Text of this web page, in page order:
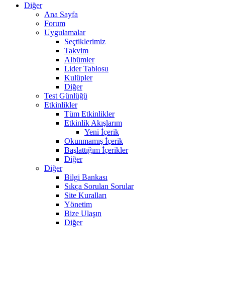
Diğer
Ana Sayfa
Forum
Uygulamalar
Seçtiklerimiz
Takvim
Albümler
Lider Tablosu
Kulüpler
Diğer
Test Günlüğü
Etkinlikler
Tüm Etkinlikler
Etkinlik Akışlarım
Yeni İçerik
Okunmamış İçerik
Başlattığım İçerikler
Diğer
Diğer
Bilgi Bankası
Sıkça Sorulan Sorular
Site Kuralları
Yönetim
Bize Ulaşın
Diğer